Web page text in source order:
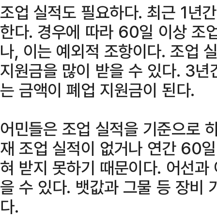
조업 실적도 필요하다. 최근 1년
한다. 경우에 따라 60일 이상 조
나, 이는 예외적 조항이다. 조업
지원금을 많이 받을 수 있다. 3
는 금액이 폐업 지원금이 된다.
어민들은 조업 실적을 기준으로
재 조업 실적이 없거나 연간 60
혀 받지 못하기 때문이다. 어선
을 수 있다. 뱃값과 그물 등 장비
다.